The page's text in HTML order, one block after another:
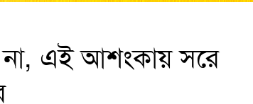
না, এই আশংকায় সরে